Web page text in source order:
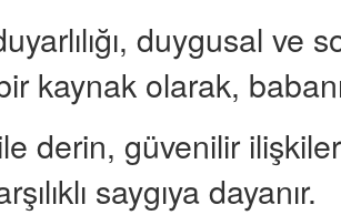
duygusal ve
kaynak olarak,
derin, güvenilir
saygıya dayanır.